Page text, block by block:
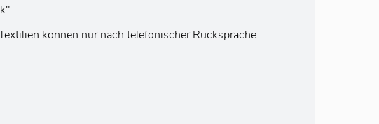
können nur nach telefonischer Rücksprache